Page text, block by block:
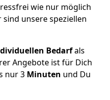
wie nur möglich
unsere speziellen
Bedarfals
Angebote ist für Dich
nur 3 Minuten und Du